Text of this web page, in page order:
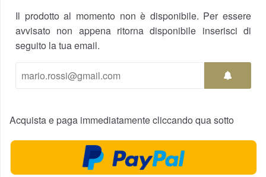
Il prodotto al momento non è disponibile. Per essere
avvisato non appena ritorna disponibile inserisci di
seguito la tua email.
Acquista e paga immediatamente cliccando qua sotto